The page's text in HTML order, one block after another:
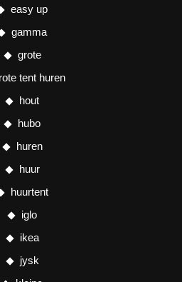
easy up
gamma
grote
tent huren
hout
hubo
huren
huur
huurtent
iglo
ikea
jysk